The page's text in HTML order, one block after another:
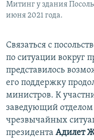
Митинг у здания
июня 2021 года.
Связаться с
по ситуации вокруг
представилось
его поддержку
министров. К
заведующий
чрезвычайных
президента Адилет